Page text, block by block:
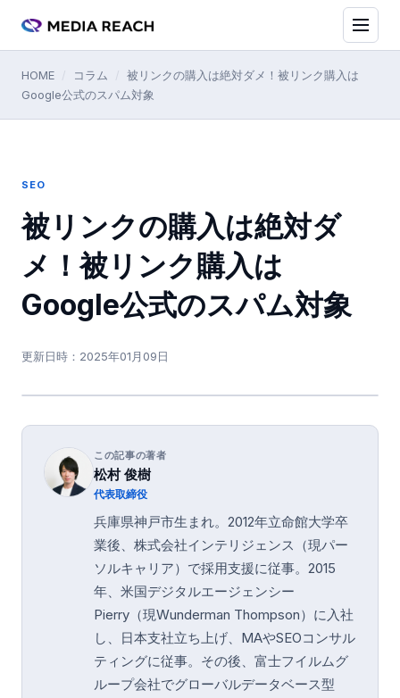
HOME コラム
被リンクの購入は絶対ダメ！被リンク購入は
Google公式のスパム対象
SEO
被リンクの購入は絶対ダ
メ！被リンク購入は
Google公式のスパム対象
更新日時： 2025年01月09日
この記事の著者
松村 俊樹
代表取締役
兵庫県神戸市生まれ。2012年立命館大学卒
業後、株式会社インテリジェンス（現パー
ソルキャリア）で採用支援に従事。2015
年、米国デジタルエージェンシー
Pierry（現Wunderman Thompson）に入社
し、日本支社立ち上げ、MAやSEOコンサル
ティングに従事。その後、富士フイルムグ
ループ会社でグローバルデータベース型